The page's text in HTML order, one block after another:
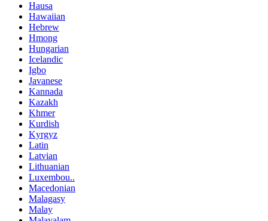
Hausa
Hawaiian
Hebrew
Hmong
Hungarian
Icelandic
Igbo
Javanese
Kannada
Kazakh
Khmer
Kurdish
Kyrgyz
Latin
Latvian
Lithuanian
Luxembou..
Macedonian
Malagasy
Malay